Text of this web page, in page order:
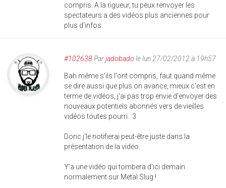
compris. A la rigueur, tu peux renvoyer les
spectateurs a des vidéos plus anciennes pour
plus d'infos.
#102638Parjadobado le lun 27/02/2012 à 19h57
Bah même s'ils l'ont compris, faut quand même
se dire aussi que plus on avance, mieux c'est en
terme de vidéos, j'ai pas trop envie d'envoyer des
nouveaux potentiels abonnés vers de vieilles
vidéos toutes pourri. :3
Donc j'le notifierai peut-être juste dans la
présentation de la vidéo.
Y'a une vidéo qui tombera d'ici demain
normalement sur Metal Slug !